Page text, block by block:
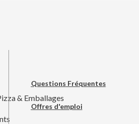
& Emballages
Questions Fréquentes
Offres d'emploi